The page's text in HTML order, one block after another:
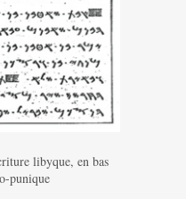
libyque, en bas
punique